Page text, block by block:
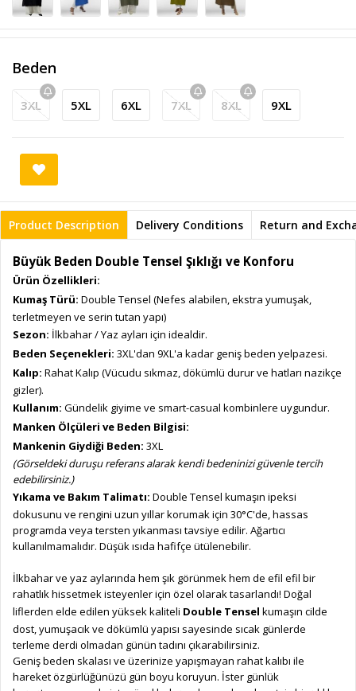
Beden
3XL 5XL 6XL 7XL 8XL 9XL
Product Description Delivery Conditions Return and
Büyük Beden Double Tensel Şıklığı ve Konforu
Ürün Özellikleri:
Kumaş Türü: Double Tensel (Nefes alabilen, ekstra yumuşak,
terletmeyen ve serin tutan yapı)
Sezon: İlkbahar / Yaz ayları için idealdir.
Beden Seçenekleri: 3XL'dan 9XL'a kadar geniş beden yelpazesi.
Kalıp: Rahat Kalıp (Vücudu sıkmaz, dökümlü durur ve hatları nazikçe
gizler).
Kullanım: Gündelik giyime ve smart-casual kombinlere uygundur.
Manken Ölçüleri ve Beden Bilgisi:
Mankenin Giydiği Beden: 3XL
(Görseldeki duruşu referans alarak kendi bedeninizi güvenle tercih
edebilirsiniz.)
Yıkama ve Bakım Talimatı: Double Tensel kumaşın ipeksi
dokusunu ve rengini uzun yıllar korumak için 30°C'de, hassas
programda veya tersten yıkanması tavsiye edilir. Ağartıcı
kullanılmamalıdır. Düşük ısıda hafifçe ütülenebilir.
İlkbahar ve yaz aylarında hem şık görünmek hem de efil efil bir
rahatlık hissetmek isteyenler için özel olarak tasarlandı! Doğal
liflerden elde edilen yüksek kaliteli Double Tensel kumaşın cilde
dost, yumuşacık ve dökümlü yapısı sayesinde sıcak günlerde
terleme derdi olmadan günün tadını çıkarabilirsiniz.
Geniş beden skalası ve üzerinize yapışmayan rahat kalıbı ile
hareket özgürlüğünüzü gün boyu koruyun. İster günlük